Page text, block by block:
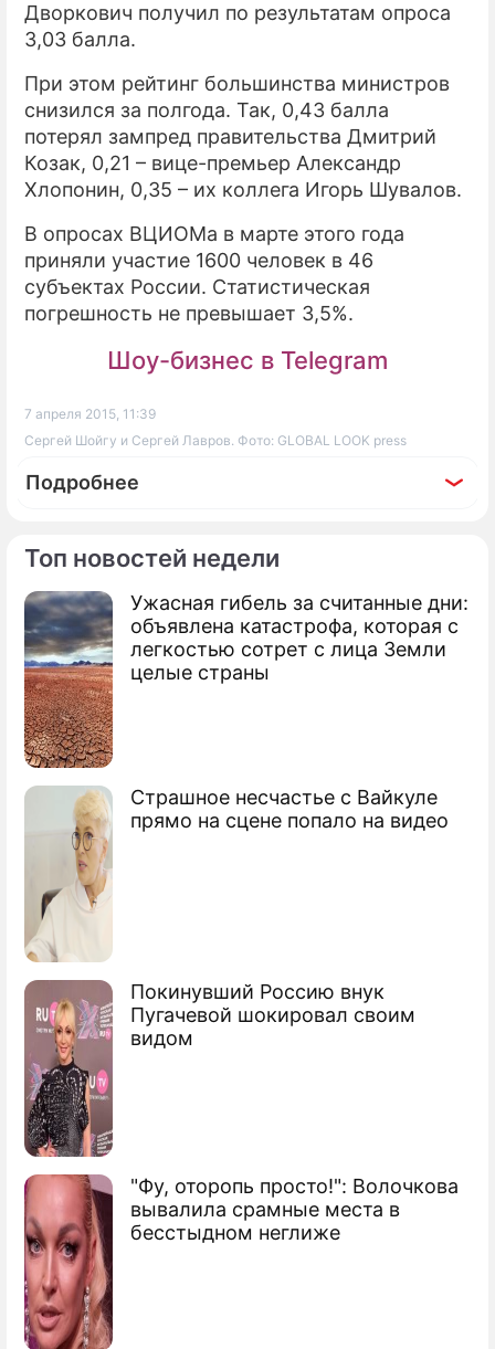
Топ новостей недели
Ужасная гибель за считанные дни:
объявлена катастрофа, которая с
легкостью сотрет с лица Земли
целые страны
Страшное несчастье с Вайкуле
прямо на сцене попало на видео
Покинувший Россию внук
Пугачевой шокировал своим
видом
"Фу, оторопь просто!": Волочкова
вывалила срамные места в
бесстыдном неглиже
Дворкович получил по результатам опроса
3,03 балла.
При этом рейтинг большинства министров
снизился за полгода. Так, 0,43 балла
потерял зампред правительства Дмитрий
Козак, 0,21 – вице-премьер Александр
Хлопонин, 0,35 – их коллега Игорь Шувалов.
В опросах ВЦИОМа в марте этого года
приняли участие 1600 человек в 46
субъектах России. Статистическая
погрешность не превышает 3,5%.
Шоу-бизнес в Telegram
7 апреля 2015, 11:39
Сергей Шойгу и Сергей Лавров. Фото: GLOBAL LOOK press
Подробнее
По теме
Путина назвали "победителем по
жизни"
Жириновский оценил Госдуму на
тройку
Песков о независимости Путина от
рейтингов
Лавров: США хотят добиться смены
режима